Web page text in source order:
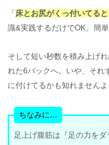
「 床とお尻がくっ付いてる
識&実践するだけでOK。簡単
そして短い秒数を積み上げ
れた6パックへ。いや、それ
に付けてるかも知れませんよ
ちなみに…
足上げ腹筋は『足の力をダ